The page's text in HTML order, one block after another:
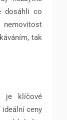
dosáhli co
tak
je klíčové
ideální ceny